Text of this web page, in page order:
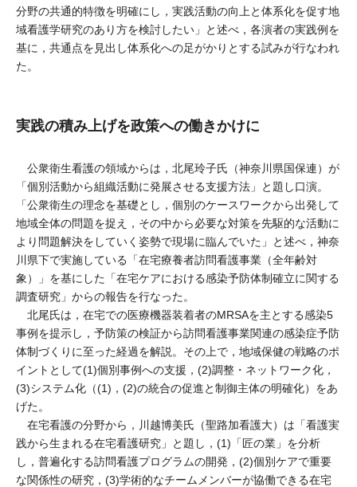
分野の共通的特徴を明確にし，実践活動の向上と体系化を促す地
域看護学研究のあり方を検討したい」と述べ，各演者の実践例を
基に，共通点を見出し体系化への足がかりとする試みが行なわれ
た。
実践の積み上げを政策への働きかけに
公衆衛生看護の領域からは，北尾玲子氏（神奈川県国保連）が
「個別活動から組織活動に発展させる支援方法」と題し口演。
「公衆衛生の理念を基礎とし，個別のケースワークから出発して
地域全体の問題を捉え，その中から必要な対策を先駆的な活動に
より問題解決をしていく姿勢で現場に臨んでいた」と述べ，神奈
川県下で実施している「在宅療養者訪問看護事業（全年齢対
象）」を基にした「在宅ケアにおける感染予防体制確立に関する
調査研究」からの報告を行なった。
北尾氏は，在宅での医療機器装着者のMRSAを主とする感染5
事例を提示し，予防策の検証から訪問看護事業関連の感染症予防
体制づくりに至った経過を解説。その上で，地域保健の戦略のポ
イントとして(1)個別事例への支援，(2)調整・ネットワーク化，
(3)システム化（(1)，(2)の統合の促進と制御主体の明確化）をあ
げた。
在宅看護の分野から，川越博美氏（聖路加看護大）は「看護実
践から生まれる在宅看護研究」と題し，(1)「匠の業」を分析
し，普遍化する訪問看護プログラムの開発，(2)個別ケアで重要
な関係性の研究，(3)学術的なチームメンバーが協働できる在宅